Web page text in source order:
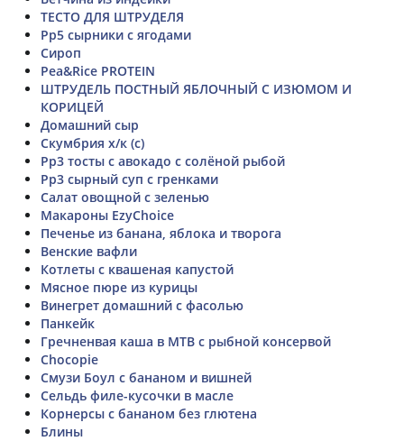
ТЕСТО ДЛЯ ШТРУДЕЛЯ
Рр5 сырники с ягодами
Сироп
Pea&Rice PROTEIN
ШТРУДЕЛЬ ПОСТНЫЙ ЯБЛОЧНЫЙ С ИЗЮМОМ И
КОРИЦЕЙ
Домашний сыр
Скумбрия х/к (с)
Рр3 тосты с авокадо с солёной рыбой
Рр3 сырный суп с гренками
Салат овощной с зеленью
Макароны EzyChoice
Печенье из банана, яблока и творога
Венские вафли
Котлеты с квашеная капустой
Мясное пюре из курицы
Винегрет домашний с фасолью
Панкейк
Гречненвая каша в МТВ с рыбной консервой
Chocopie
Смузи Боул с бананом и вишней
Сельдь филе-кусочки в масле
Корнерсы с бананом без глютена
Блины